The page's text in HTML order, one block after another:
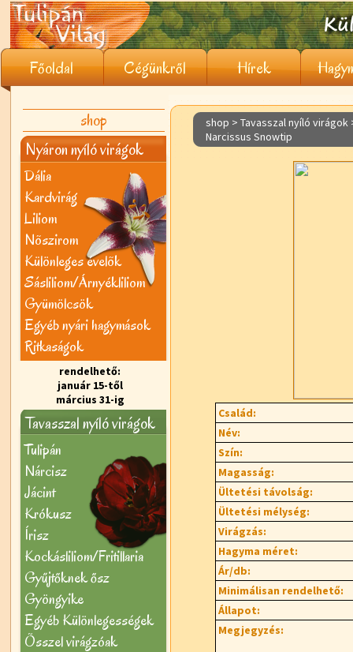
Főoldal Cégünkről Hírek
shop
Nyáron nyíló virágok
Dália
Kardvirág
Liliom
Nõszirom
Különleges évelõk
Sásliliom/Árnyékliliom
Gyümölcsök
Egyéb nyári hagymások
Ritkaságok
rendelhető:
január 15-től
március 31-ig
Tavasszal nyíló virágok
Tulipán
Nárcisz
Jácint
Krókusz
Írisz
Kockásliliom/Fritillaria
Gyűjtőknek ősz
Gyöngyike
Egyéb Különlegességek
Õsszel virágzóak
shop > Tavasszal nyíló virágok
Narcissus Snowtip
Család:
Név:
Szín:
Magasság:
Ültetési távolság:
Ültetési mélység:
Virágzás:
Hagyma méret:
Ár/db:
Minimálisan rendelhető:
Állapot:
Megjegyzés: